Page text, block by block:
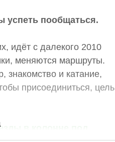
успеть пообщаться.
идёт с далекого 2010
меняются маршруты.
знакомство и катание,
присоединиться, цель
в колонне под